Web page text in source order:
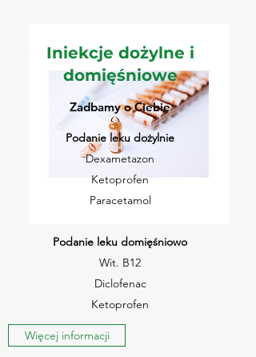
Iniekcje dożylne i
domięśniowe
Zadbamy o Ciebie
Podanie leku dożylnie
Dexametazon
Ketoprofen
Paracetamol
Podanie leku domięśniowo
Wit. B12
Diclofenac
Ketoprofen
Więcej informacji